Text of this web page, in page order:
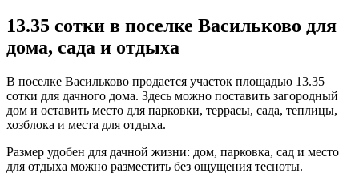
13.35 сотки в поселке Васильково для
дома, сада и отдыха
В поселке Васильково продается участок площадью 13.35
сотки для дачного дома. Здесь можно поставить загородный
дом и оставить место для парковки, террасы, сада, теплицы,
хозблока и места для отдыха.
Размер удобен для дачной жизни: дом, парковка, сад и место
для отдыха можно разместить без ощущения тесноты.